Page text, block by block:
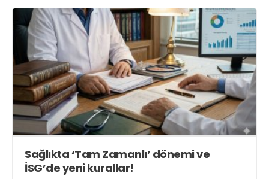
Sağlıkta ‘Tam Zamanlı’ dönemi ve
İSG’de yeni kurallar!